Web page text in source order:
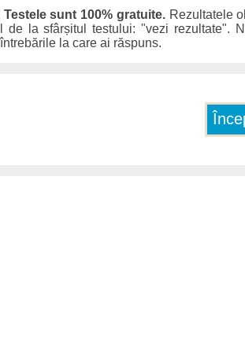
Testele sunt 100% gratuite.Rezultatele
de la sfârșitul testului: "vezi rezultate".
la care ai răspuns.